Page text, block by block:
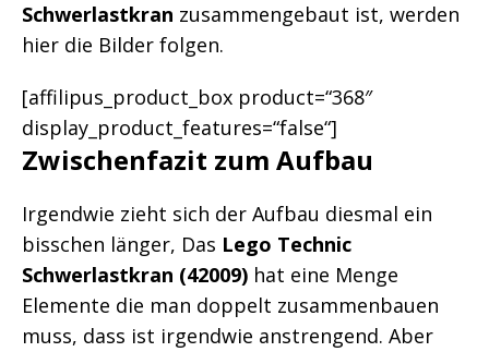
Schwerlastkran zusammengebaut ist, werden
hier die Bilder folgen.
[affilipus_product_box product=“368″
display_product_features=“false“]
Zwischenfazit zum Aufbau
Irgendwie zieht sich der Aufbau diesmal ein
bisschen länger, Das Lego Technic
Schwerlastkran (42009) hat eine Menge
Elemente die man doppelt zusammenbauen
muss, dass ist irgendwie anstrengend. Aber